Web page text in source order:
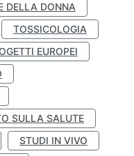
DELLA DONNA
TOSSICOLOGIA
EUROPEI
SULLA SALUTE
STUDI IN VIVO